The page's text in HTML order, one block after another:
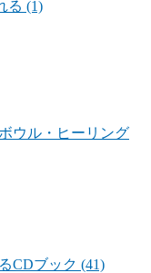
る (1)
ウル・ヒーリング
CDブック (41)